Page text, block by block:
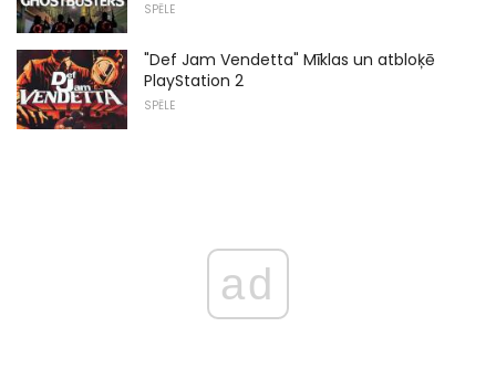
SPĒLE
"Def Jam Vendetta" Mīklas un atbloķē
PlayStation 2
SPĒLE
ad